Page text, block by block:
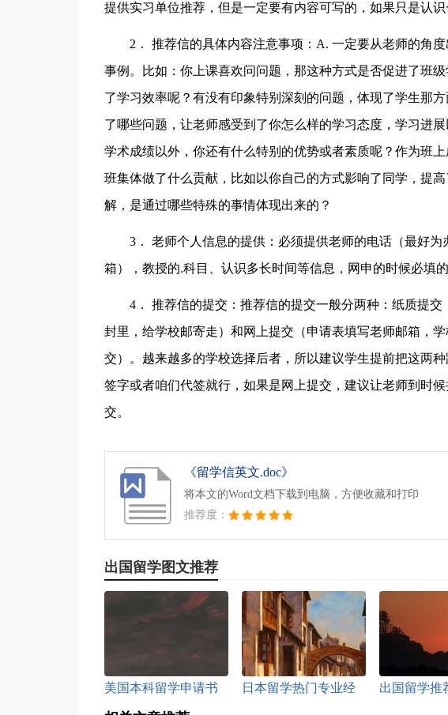
提供实习单位推荐，但是一定要有内容可写的，如果只是认
2． 推荐信的具体内容注意事项：A. 一定要从老师的角
事例。比如：你上课喜欢问问题，那这种方式是否促进了班
了学习效率呢？有没有印象特别深刻的问题，体现了学生那
了哪些问题，让老师感受到了你怎么样的学习态度，学习进
学术成绩以外，你还有什么特别的优势或者素质呢？作为班
班集体做了什么贡献，比如以你自己的方式影响了同学，提
解，是通过哪些特殊的事情体现出来的？
3． 老师个人信息的提供：必须提供老师的电话（最好
箱），教授的.科目、认识多长时间等信息，网申的时候必填的
4． 推荐信的提交：推荐信的提交一般分两种：纸质提
封里，给学校邮寄走）和网上提交（申请表填写老师邮箱，
交）。越来越多的学校选择后者，所以建议学生提前把这两
签字或者咱们代签就行，如果是网上提交，建议让老师到时
交。
《留学信英文.doc》
将本文的Word文档下载到电脑，方便收藏和打印
推荐度：
出国留学图文推荐
美国本科留学申请书
怎么写好
日本留学热门专业经
出国留学推